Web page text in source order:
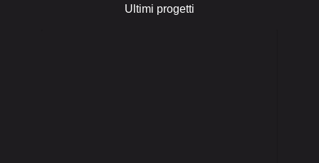
Ultimi progetti